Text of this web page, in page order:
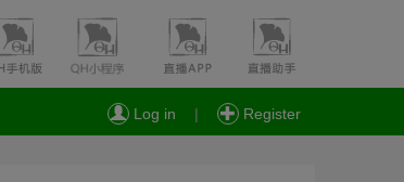
Log in | Register